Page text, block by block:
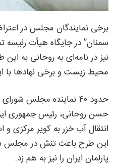
برخی نمایندگان مجلس در
نیز در نامه‌ای به روحانی به
محیط زیست و برخی نهادها با
حدود ۴۰ نماینده مجلس
حسن روحانی، رئیس جمهوری
انتقال آب خزر به کویر مرکزی و
این طرح باعث تنش در مجلس
پارلمان ایران را نیز به هم زد.